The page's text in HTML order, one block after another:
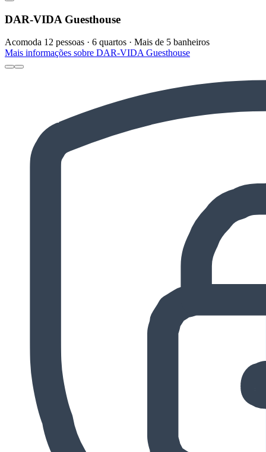
DAR-VIDA Guesthouse
Acomoda 12 pessoas · 6 quartos · Mais de 5 banheiros
Mais informações sobre DAR-VIDA Guesthouse